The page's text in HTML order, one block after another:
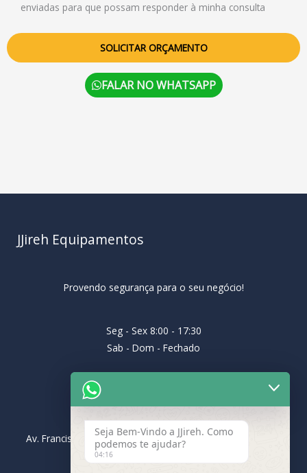
enviadas para que possam responder à minha consulta
SOLICITAR ORÇAMENTO
FALAR NO WHATSAPP
JJireh Equipamentos
Provendo segurança para o seu negócio!
Seg - Sex 8:00 - 17:30
Sab - Dom - Fechado
Av. Francisco Barreto Leme, 131, Vila São Geraldo, 12062-
Seja Bem-Vindo a JJireh. Como
podemos te ajudar?
04:16